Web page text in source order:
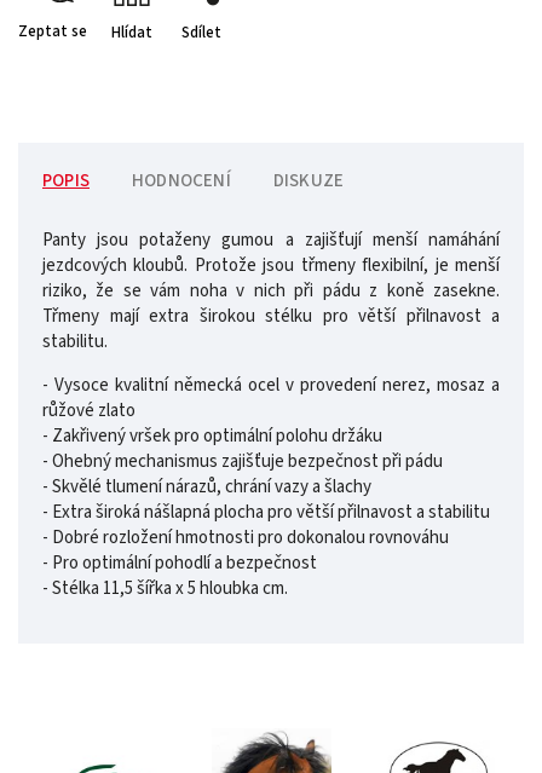
Zeptat se Hlídat Sdílet
POPIS HODNOCENÍ DISKUZE
Panty jsou potaženy gumou a zajišťují menší namáhání
jezdcových kloubů. Protože jsou třmeny flexibilní, je menší
riziko, že se vám noha v nich při pádu z koně zasekne.
Třmeny mají extra širokou stélku pro větší přilnavost a
stabilitu.
- Vysoce kvalitní německá ocel v provedení nerez, mosaz a
růžové zlato
- Zakřivený vršek pro optimální polohu držáku
- Ohebný mechanismus zajišťuje bezpečnost při pádu
- Skvělé tlumení nárazů, chrání vazy a šlachy
- Extra široká nášlapná plocha pro větší přilnavost a stabilitu
- Dobré rozložení hmotnosti pro dokonalou rovnováhu
- Pro optimální pohodlí a bezpečnost
- Stélka 11,5 šířka x 5 hloubka cm.